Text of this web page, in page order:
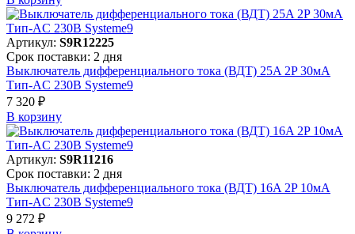
Артикул: S9R12225
Срок поставки: 2 дня
Выключатель дифференциального тока (ВДТ) 25A 2P 30мА
Тип-AC 230В Systeme9
7 320 ₽
В корзинy
Артикул: S9R11216
Срок поставки: 2 дня
Выключатель дифференциального тока (ВДТ) 16A 2P 10мА
Тип-AC 230В Systeme9
9 272 ₽